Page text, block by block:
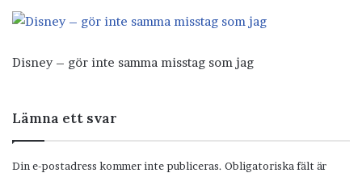
Disney – gör inte samma misstag som jag
Lämna ett svar
Din e-postadress kommer inte publiceras. Obligatoriska fält är